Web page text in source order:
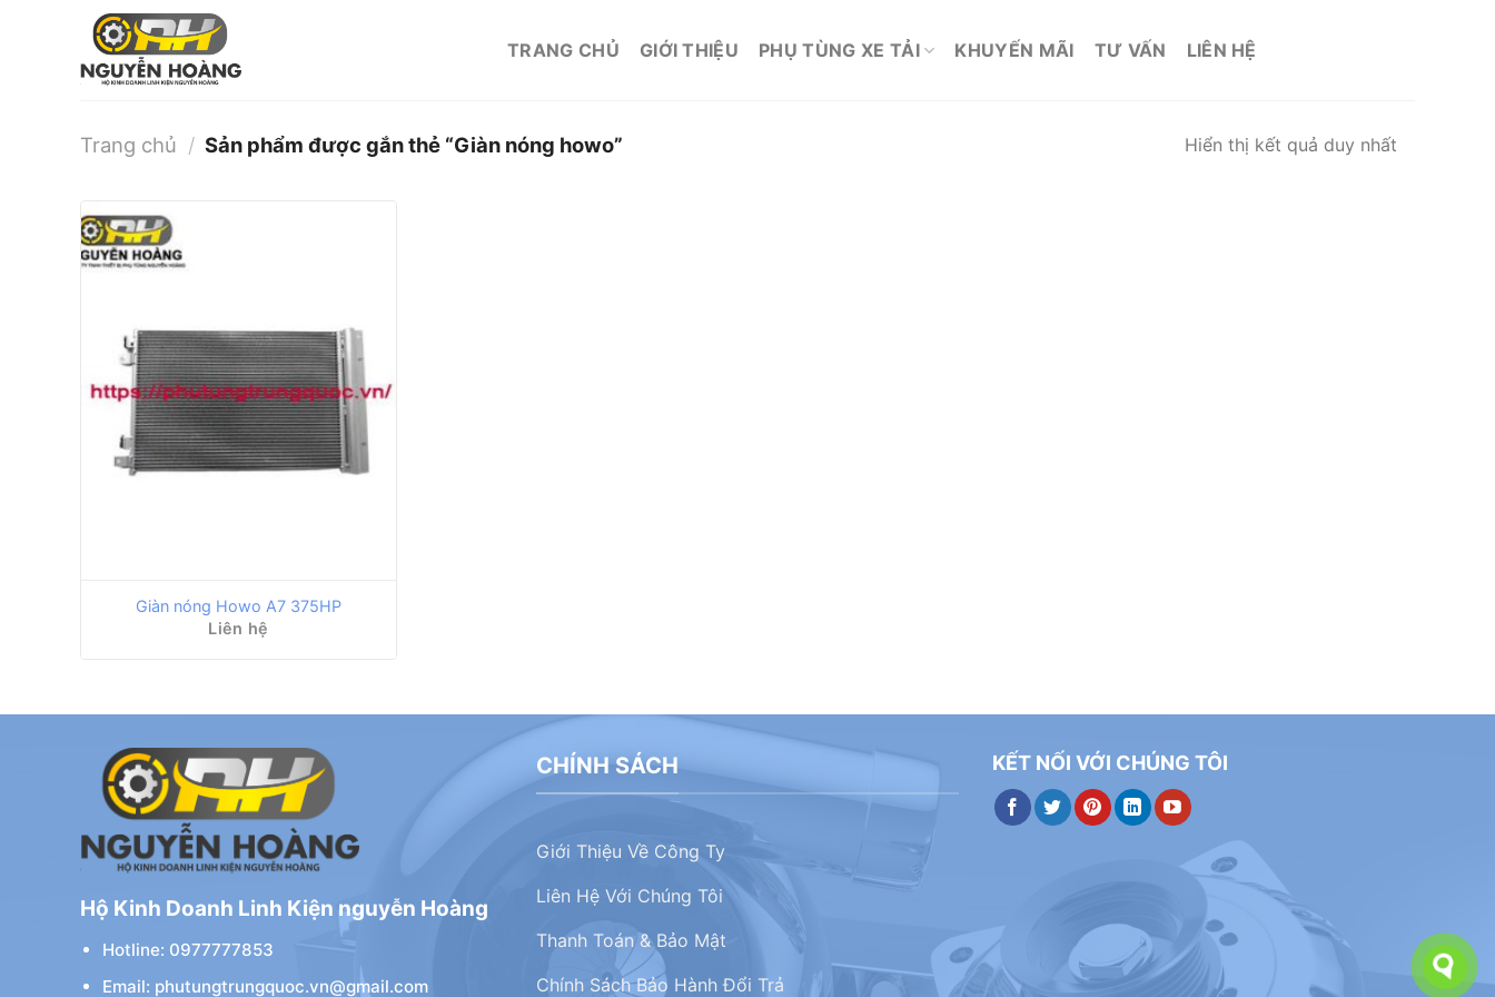
TRANG CHỦ GIỚI THIỆU PHỤ TÙNG XE TẢI KHUYẾN MÃI TƯ VẤN LIÊN HỆ
Trang chủ / Sản phẩm được gắn thẻ “Giàn nóng howo” Hiển thị kết quả duy nhất
Giàn nóng Howo A7 375HP
Liên hệ
Hộ Kinh Doanh Linh Kiện nguyễn Hoàng
Hotline: 0977777853
Email: phutungtrungquoc.vn@gmail.com
CHÍNH SÁCH
Giới Thiệu Về Công Ty
Liên Hệ Với Chúng Tôi
Thanh Toán & Bảo Mật
Chính Sách Bảo Hành Đổi Trả
KẾT NỐI VỚI CHÚNG TÔI